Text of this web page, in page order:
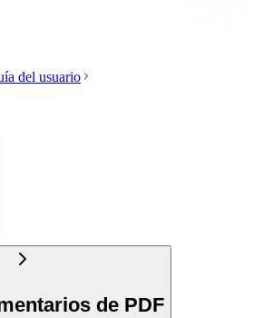
del usuario
de PDF